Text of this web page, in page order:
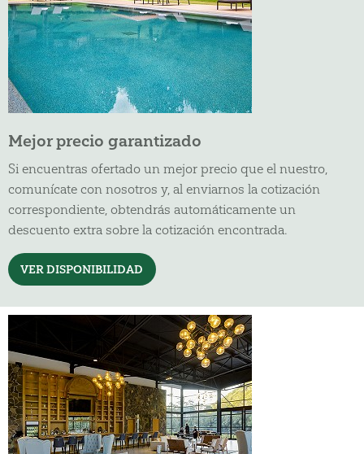
Mejor precio garantizado
Si encuentras ofertado un mejor precio que el nuestro,
comunícate con nosotros y, al enviarnos la cotización
correspondiente, obtendrás automáticamente un
descuento extra sobre la cotización encontrada.
VER DISPONIBILIDAD